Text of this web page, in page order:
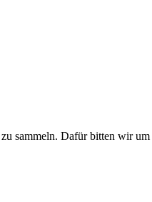
sammeln. Dafür bitten wir